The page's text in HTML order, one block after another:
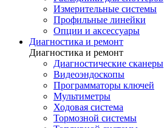
Измерительные системы
Профильные линейки
Опции и аксессуары
Диагностика и ремонт
Диагностика и ремонт
Диагностические сканеры
Видеоэндоскопы
Программаторы ключей
Мультиметры
Ходовая система
Тормозной системы